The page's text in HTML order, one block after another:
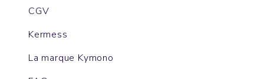
CGV
Kermess
La marque Kymono